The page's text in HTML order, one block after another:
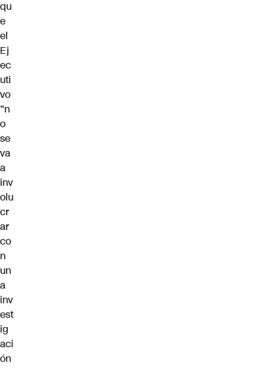
qu
e
el
Ej
ec
uti
vo
“n
o
se
va
a
inv
olu
cr
ar
co
n
un
a
inv
est
ig
aci
ón